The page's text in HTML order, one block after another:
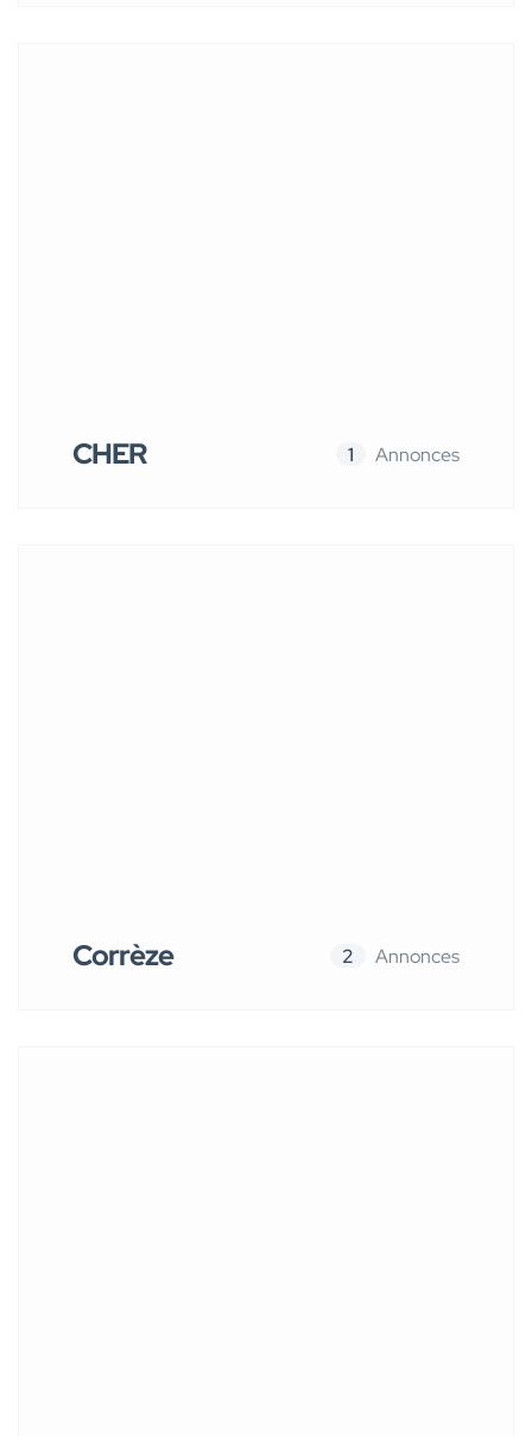
CHER 1 Annonces
Corrèze 2 Annonces